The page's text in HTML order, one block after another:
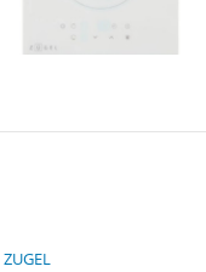
ZUGEL